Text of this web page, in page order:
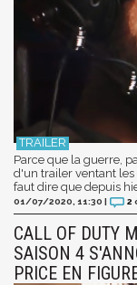
Parce que la guerre,
d'un trailer ventant les
faut dire que depuis
01/07/2020, 11:30 | 2
CALL OF DUTY
SAISON 4
PRICE EN